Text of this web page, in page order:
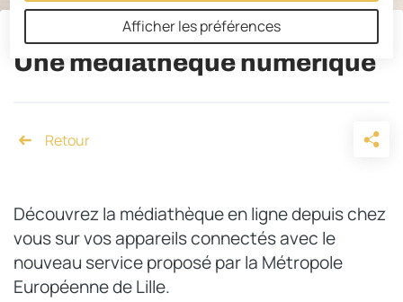
Afficher les préférences
Nouveauté
Une médiathèque numérique
Accueil
Découvrez la médiathèque en ligne depuis chez
vous sur vos appareils connectés avec le
nouveau service proposé par la Métropole
Européenne de Lille.